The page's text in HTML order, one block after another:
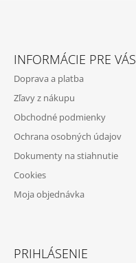
INFORMÁCIE PRE VÁS
Doprava a platba
Zľavy z nákupu
Obchodné podmienky
Ochrana osobných údajov
Dokumenty na stiahnutie
Cookies
Moja objednávka
PRIHLÁSENIE